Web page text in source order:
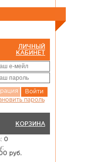
ЛИЧНЫЙ
КАБИНЕТ
Войти
пароль
КОРЗИНА
0
руб.